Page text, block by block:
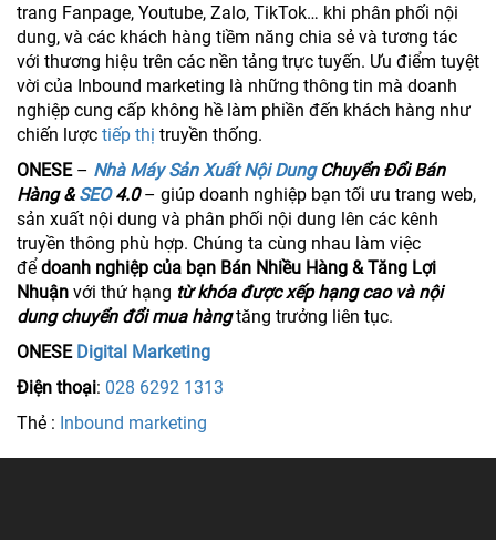
trang Fanpage, Youtube, Zalo, TikTok… khi phân phối nội
dung, và các khách hàng tiềm năng chia sẻ và tương tác
với thương hiệu trên các nền tảng trực tuyến. Ưu điểm tuyệt
vời của Inbound marketing là những thông tin mà doanh
nghiệp cung cấp không hề làm phiền đến khách hàng như
chiến lược tiếp thị truyền thống.
ONESE– Nhà Máy Sản Xuất Nội DungChuyển Đổi Bán
Hàng &SEO4.0– giúp doanh nghiệp bạn tối ưu trang web,
sản xuất nội dung và phân phối nội dung lên các kênh
truyền thông phù hợp. Chúng ta cùng nhau làm việc
để doanh nghiệp của bạn Bán Nhiều Hàng & Tăng Lợi
Nhuận với thứ hạng từ khóa được xếp hạng cao và nội
dung chuyển đổi mua hàngtăng trưởng liên tục.
ONESE Digital Marketing
Điện thoại: 028 6292 1313
Thẻ : Inbound marketing